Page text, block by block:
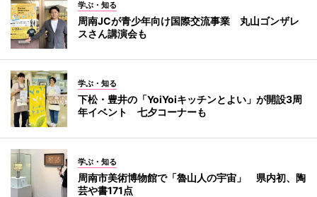
学ぶ・知る
周南JCが青少年向け国際交流事業 丸山ゴンザレ
スさん講演会も
学ぶ・知る
下松・豊井の「YoiYoiキッチンとよい」が開設3周
年イベント 七夕コーナーも
学ぶ・知る
周南市美術博物館で「魯山人の宇宙」 県内初、陶
芸や書171点